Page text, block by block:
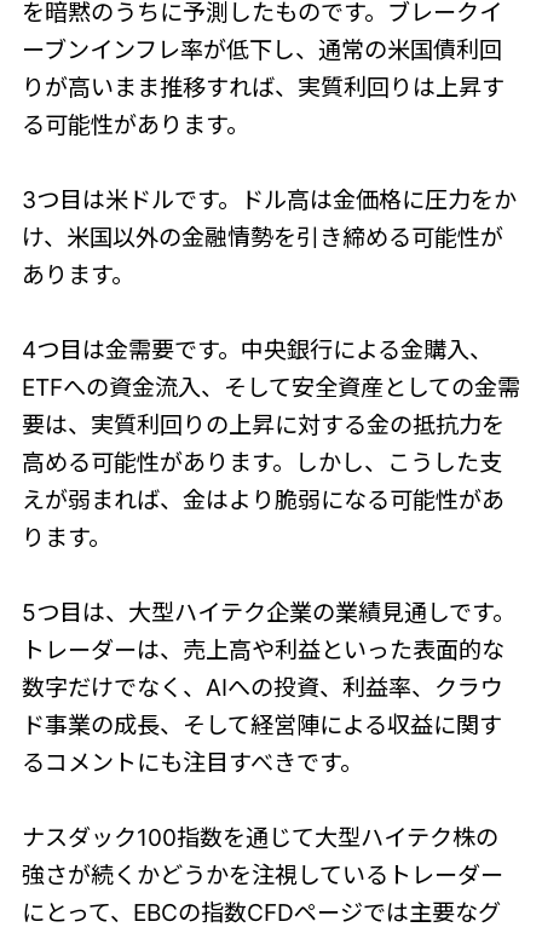
を暗黙のうちに予測したものです。ブレークイ
ーブンインフレ率が低下し、通常の米国債利回
りが高いまま推移すれば、実質利回りは上昇す
る可能性があります。
3つ目は米ドルです。ドル高は金価格に圧力をか
け、米国以外の金融情勢を引き締める可能性が
あります。
4つ目は金需要です。中央銀行による金購入、
ETFへの資金流入、そして安全資産としての金需
要は、実質利回りの上昇に対する金の抵抗力を
高める可能性があります。しかし、こうした支
えが弱まれば、金はより脆弱になる可能性があ
ります。
5つ目は、大型ハイテク企業の業績見通しです。
トレーダーは、売上高や利益といった表面的な
数字だけでなく、AIへの投資、利益率、クラウ
ド事業の成長、そして経営陣による収益に関す
るコメントにも注目すべきです。
ナスダック100指数を通じて大型ハイテク株の
強さが続くかどうかを注視しているトレーダー
にとって、EBCの指数CFDページでは主要なグ